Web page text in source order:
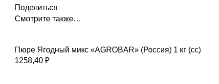
Поделиться
Смотрите также…
Пюре Ягодный микс «AGROBAR» (Россия) 1 кг (сс)
1258,40 ₽